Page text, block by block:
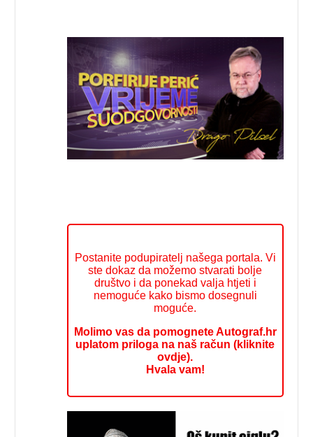
Postanite podupiratelj našega portala. Vi
ste dokaz da možemo stvarati bolje
društvo i da ponekad valja htjeti i
nemoguće kako bismo dosegnuli
moguće.
Molimo vas da pomognete Autograf.hr
uplatom priloga na naš račun (kliknite
ovdje).
Hvala vam!